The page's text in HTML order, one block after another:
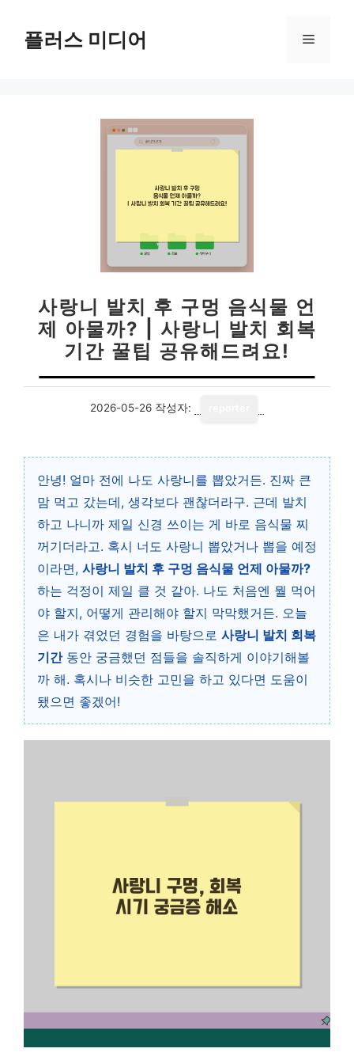
플러스 미디어 메
사랑니 발치 후 구멍 음식물 언
제 아물까? | 사랑니 발치 회복
기간 꿀팁 공유해드려요!
2026-05-26 작성자:
안녕! 얼마 전에 나도 사랑니를 뽑았거든. 진짜 큰
맘 먹고 갔는데, 생각보다 괜찮더라구. 근데 발치
하고 나니까 제일 신경 쓰이는 게 바로 음식물 찌
꺼기더라고. 혹시 너도 사랑니 뽑았거나 뽑을 예정
이라면, 사랑니 발치 후 구멍 음식물 언제 아물까?
하는 걱정이 제일 클 것 같아. 나도 처음엔 뭘 먹어
야 할지, 어떻게 관리해야 할지 막막했거든. 오늘
은 내가 겪었던 경험을 바탕으로 사랑니 발치 회복
기간동안 궁금했던 점들을 솔직하게 이야기해볼
까 해. 혹시나 비슷한 고민을 하고 있다면 도움이
됐으면 좋겠어!